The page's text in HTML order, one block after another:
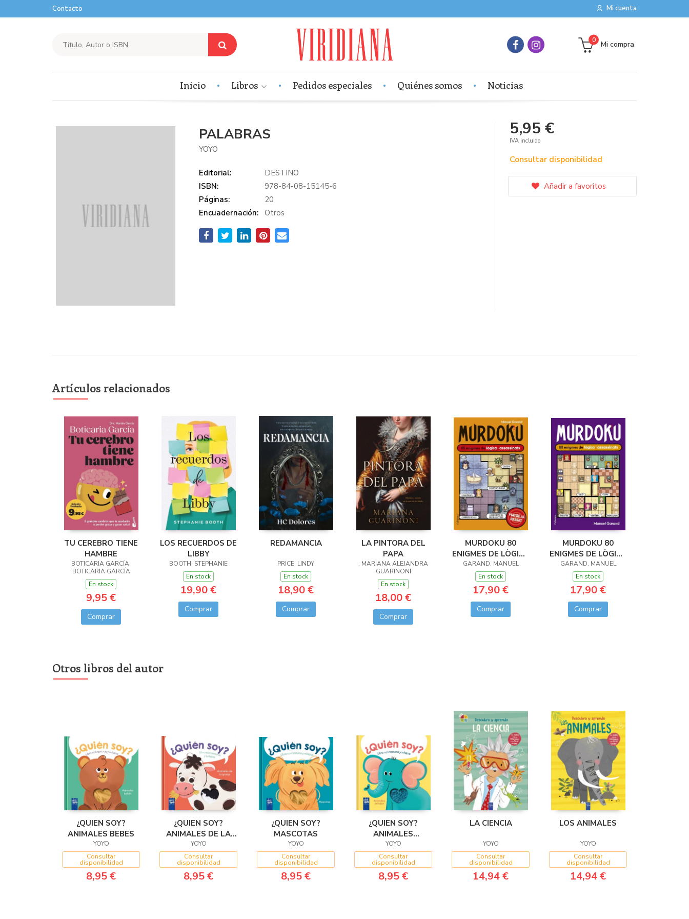
Mi cuenta
Contacto
Mi compra
0
Inicio Libros Pedidos especiales Quiénes somos Noticias
PALABRAS
YOYO
Editorial:
DESTINO
ISBN:
978-84-08-15145-6
Páginas:
20
Encuadernación:
Otros
5,95 €
IVA incluido
Consultar disponibilidad
Añadir a favoritos
Artículos relacionados
TU CEREBRO TIENE
HAMBRE
BOTICARIA GARCÍA,
BOTICARIA GARCÍA
En stock
9,95 €
Comprar
LOS RECUERDOS DE
LIBBY
BOOTH, STEPHANIE
En stock
19,90 €
Comprar
REDAMANCIA
PRICE, LINDY
En stock
18,90 €
Comprar
LA PINTORA DEL
PAPA
, MARIANA ALEJANDRA
GUARINONI
En stock
18,00 €
Comprar
MURDOKU 80
ENIGMES DE LÒGICA
I ASSASSINATS
GARAND, MANUEL
En stock
17,90 €
Comprar
MURDOKU 80
ENIGMES DE LÒGICA
I ASSASINATS
GARAND, MANUEL
En stock
17,90 €
Comprar
Otros libros del autor
¿QUIEN SOY?
ANIMALES BEBES
YOYO
Consultar
disponibilidad
8,95 €
¿QUIEN SOY?
ANIMALES DE LA
GRANJA
YOYO
Consultar
disponibilidad
8,95 €
¿QUIEN SOY?
MASCOTAS
YOYO
Consultar
disponibilidad
8,95 €
¿QUIEN SOY?
ANIMALES
SALVAJES
YOYO
Consultar
disponibilidad
8,95 €
LA CIENCIA
YOYO
Consultar
disponibilidad
14,94 €
LOS ANIMALES
YOYO
Consultar
disponibilidad
14,94 €